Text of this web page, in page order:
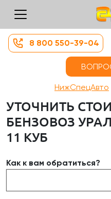
8 800 550-39-04
НижСпецАвто
УТОЧНИТЬ
БЕНЗОВОЗ УРАЛ
11 КУБ
Как к вам обратиться?